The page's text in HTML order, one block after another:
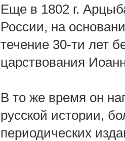
Еще в 1802 г.
России, на
течение 30-ти лет
царствования
В то же время он
русской истории,
периодических